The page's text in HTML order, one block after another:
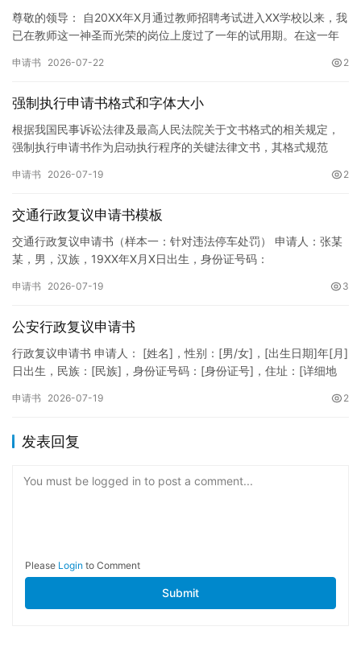
尊敬的领导： 自20XX年X月通过教师招聘考试进入XX学校以来，我
已在教师这一神圣而光荣的岗位上度过了一年的试用期。在这一年
申请书 2026-07-22 2
强制执行申请书格式和字体大小
根据我国民事诉讼法律及最高人民法院关于文书格式的相关规定，
强制执行申请书作为启动执行程序的关键法律文书，其格式规范
纸张与…
申请书 2026-07-19 2
交通行政复议申请书模板
交通行政复议申请书（样本一：针对违法停车处罚） 申请人：张某
某，男，汉族，19XX年X月X日出生，身份证号码：
申请书 2026-07-19 3
公安行政复议申请书
行政复议申请书 申请人： [姓名]，性别：[男/女]，[出生日期]年[月]
日出生，民族：[民族]，身份证号码：[身份证号]，住址：[详细地
申请书 2026-07-19 2
发表回复
You must be logged in to post a comment...
Please Login to Comment
Submit